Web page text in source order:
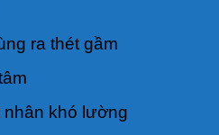
ra thét gầm
nhân khó lường